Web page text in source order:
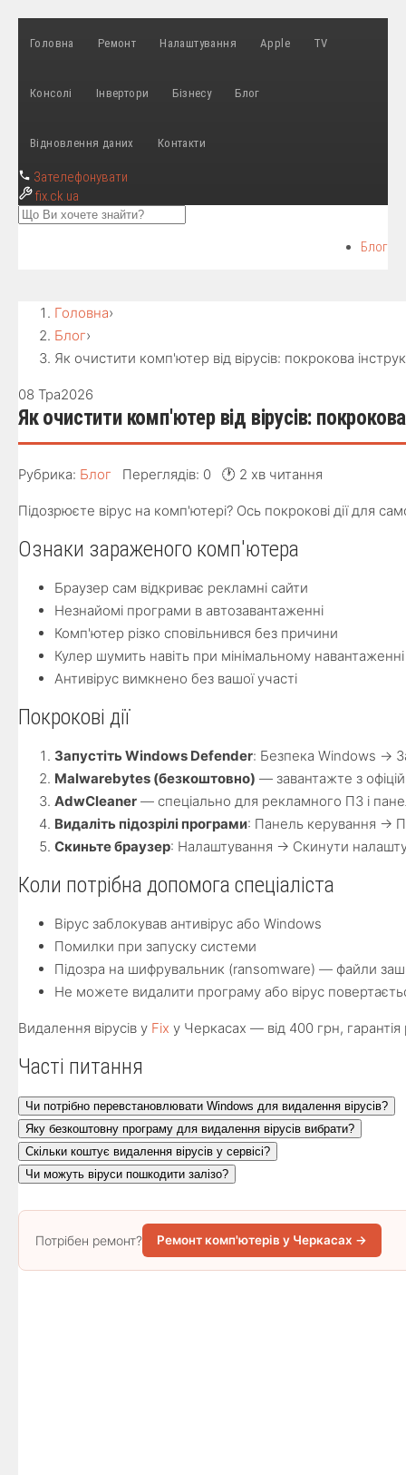
Головна Ремонт Налаштування Apple TV
Консолі Інвертори Бізнесу Блог
Відновлення даних Контакти
Зателефонувати
fix.ck.ua
Блог
Головна›
Блог›
Як очистити комп'ютер вiд вiрусiв: покрокова
08 Тра2026
Як очистити комп'ютер вiд вiрусiв:
Рубрика: Блог Переглядів: 0 🕐 2 хв читання
Підозрюєте вірус на комп'ютері? Ось покрокові дії для
Ознаки зараженого комп'ютера
Браузер сам відкриває рекламні сайти
Незнайомі програми в автозавантаженні
Комп'ютер різко сповільнився без причини
Кулер шумить навіть при мінімальному навантаженні
Антивірус вимкнено без вашої участі
Покрокові дії
Запустіть Windows Defender: Безпека Windows →
Malwarebytes (безкоштовно) — завантажте з
AdwCleaner — спеціально для рекламного ПЗ i
Видаліть підозрілі програми: Панель керування →
Скиньте браузер: Налаштування → Скинути
Коли потрібна допомога спеціаліста
Вірус заблокував антивірус або Windows
Помилки при запуску системи
Підозра на шифрувальник (ransomware) — файли
Не можете видалити програму або вірус
Видалення вірусів у Fix у Черкасах — від 400 грн, гарантія
Часті питання
Чи потрібно перевстановлювати Windows для видалення вірусів?
Яку безкоштовну програму для видалення вірусів вибрати?
Скільки коштує видалення вірусів у сервісі?
Чи можуть віруси пошкодити залізо?
Потрібен ремонт? Ремонт комп'ютерів у Черкасах →